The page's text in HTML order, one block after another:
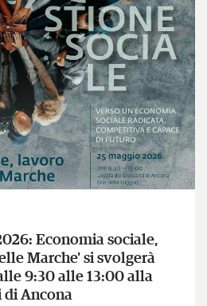
Economia sociale,
Marche' si svolgerà
9:30 alle 13:00 alla
di Ancona